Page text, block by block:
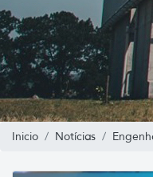
Inicio Notícias